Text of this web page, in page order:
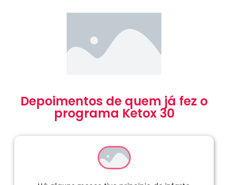
Depoimentos de quem já fez o
programa Ketox 30